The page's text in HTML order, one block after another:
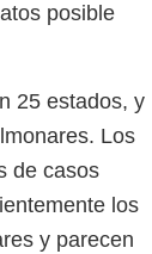
posible
25 estados, y
Los
de casos
los
y parecen